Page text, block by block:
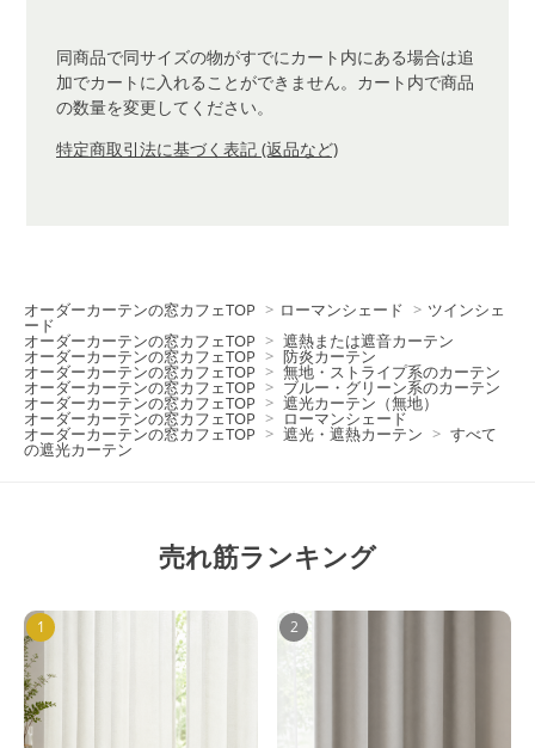
同商品で同サイズの物がすでにカート内にある場合は追
加でカートに入れることができません。カート内で商品
の数量を変更してください。
特定商取引法に基づく表記 (返品など)
オーダーカーテンの窓カフェTOP > ローマンシェード > ツインシェ
ード
オーダーカーテンの窓カフェTOP > 遮熱または遮音カーテン
オーダーカーテンの窓カフェTOP > 防炎カーテン
オーダーカーテンの窓カフェTOP > 無地・ストライプ系のカーテン
オーダーカーテンの窓カフェTOP > ブルー・グリーン系のカーテン
オーダーカーテンの窓カフェTOP > 遮光カーテン（無地）
オーダーカーテンの窓カフェTOP > ローマンシェード
オーダーカーテンの窓カフェTOP > 遮光・遮熱カーテン > すべて
の遮光カーテン
売れ筋ランキング
1 2